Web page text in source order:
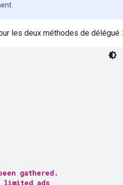
les deux méthodes de délégué :
gathered.
limited ads